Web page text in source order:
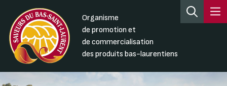
Organisme
de promotion et
de commercialisation
des produits bas-laurentiens